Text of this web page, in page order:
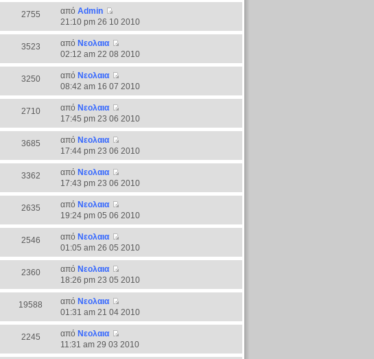
2755 απόAdmin
21:10 pm 26 10 2010
3523 από Νεολαια
02:12 am 22 08 2010
3250 από Νεολαια
08:42 am 16 07 2010
2710 από Νεολαια
17:45 pm 23 06 2010
3685 από Νεολαια
17:44 pm 23 06 2010
3362 από Νεολαια
17:43 pm 23 06 2010
2635 από Νεολαια
19:24 pm 05 06 2010
2546 από Νεολαια
01:05 am 26 05 2010
2360 από Νεολαια
18:26 pm 23 05 2010
19588 από Νεολαια
01:31 am 21 04 2010
2245 από Νεολαια
11:31 am 29 03 2010